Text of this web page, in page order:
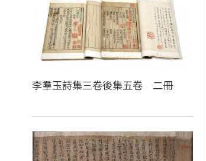
李羣玉詩集三卷後集五卷 二冊